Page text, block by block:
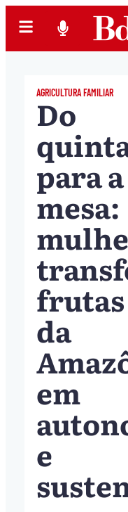
AGRICULTURA FAMILIAR
Do
para a
mesa:
frutas
da
em
e